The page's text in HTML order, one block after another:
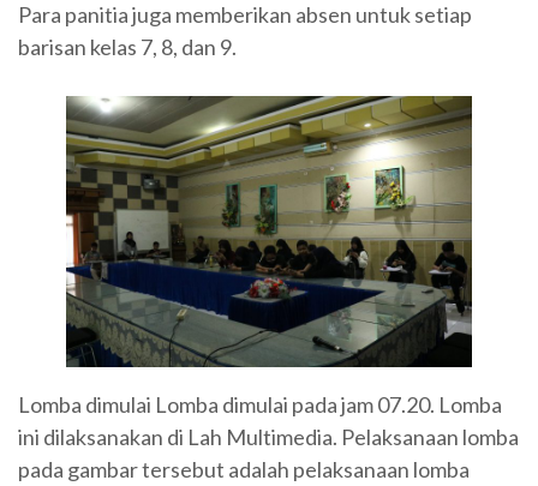
Para panitia juga memberikan absen untuk setiap
barisan kelas 7, 8, dan 9.
Lomba dimulai Lomba dimulai pada jam 07.20. Lomba
ini dilaksanakan di Lah Multimedia. Pelaksanaan lomba
pada gambar tersebut adalah pelaksanaan lomba